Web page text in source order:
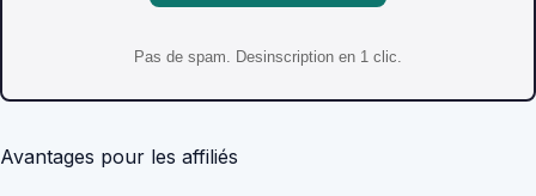
Pas de spam. Desinscription en 1 clic.
Avantages pour les affiliés